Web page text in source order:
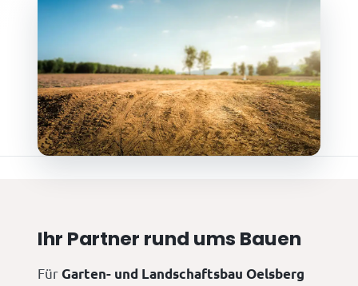
Ihr Partner rund ums Bauen
FürGarten- und Landschaftsbau Oelsberg